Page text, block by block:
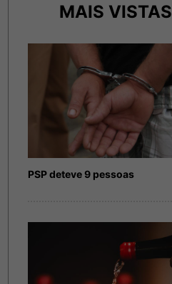
MAIS VISTAS
PSP deteve 9 pessoas